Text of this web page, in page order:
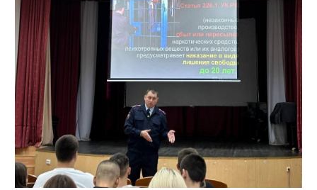
Знамени
Медицинском
институте
им.С.И.
Георгиевского:
формирование
позитивного
образа
правоохранительных
органов